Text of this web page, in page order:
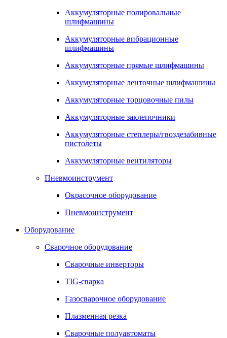
Аккумуляторные полировальные
шлифмашины
Аккумуляторные вибрационные
шлифмашины
Аккумуляторные прямые шлифмашины
Аккумуляторные ленточные шлифмашины
Аккумуляторные торцовочные пилы
Аккумуляторные заклепочники
Аккумуляторные степлеры/гвоздезабивные
пистолеты
Аккумуляторные вентиляторы
Пневмоинструмент
Окрасочное оборудование
Пневмоинструмент
Оборудование
Сварочное оборудование
Сварочные инверторы
TIG-сварка
Газосварочное оборудование
Плазменная резка
Сварочные полуавтоматы